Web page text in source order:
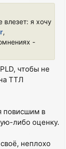
влезет: я хочу
,
-
чтобы не
ТТЛ
повисшим в
либо оценку.
неплохо